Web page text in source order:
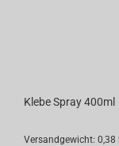
Klebe Spray 400ml
Versandgewicht: 0,38